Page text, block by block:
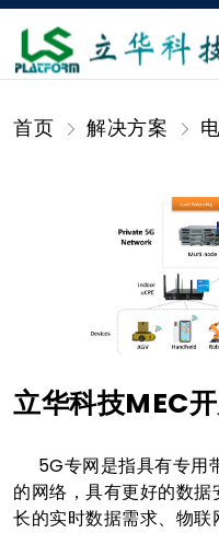
首页 解决方案
立华科技MEC
5G专网是指具有专用
的网络，具有更好的数
长的实时数据需求、物联